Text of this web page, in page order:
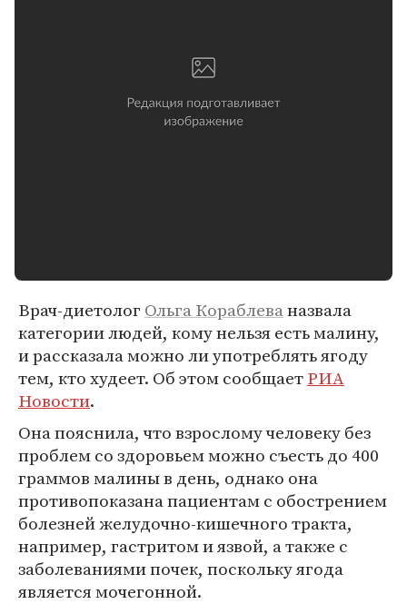
Врач-диетолог Ольга Кораблеваназвала
категории людей, кому нельзя есть малину,
и рассказала можно ли употреблять ягоду
тем, кто худеет. Об этом сообщаетРИА
Новости.
Она пояснила, что взрослому человеку без
проблем со здоровьем можно съесть до 400
граммов малины в день, однако она
противопоказана пациентам с обострением
болезней желудочно-кишечного тракта,
например, гастритом и язвой, а также с
заболеваниями почек, поскольку ягода
является мочегонной.